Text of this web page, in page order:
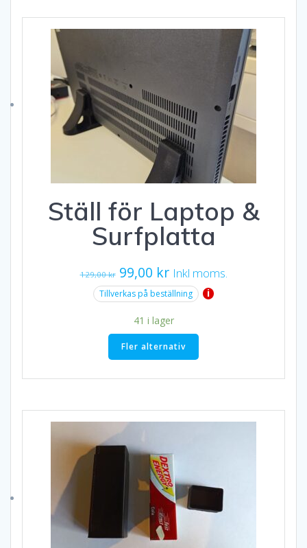
Ställ för Laptop &
Surfplatta
129,00kr Det
ursprungliga
var:
129,00 kr.
99,00 krDet
nuvarande
är:
99,00 kr.
Inkl moms.
Tillverkas på beställning i
41 i lager
Fler alternativ